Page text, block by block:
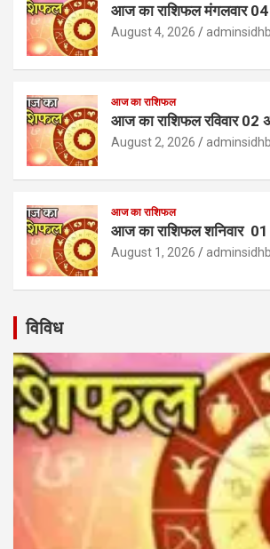
आज का राशिफल मंगलवार
August 4, 2026
आज का राशिफल
आज का राशिफल रविवार
August 2, 2026
आज का राशिफल
आज का राशिफल शनिवार
August 1, 2026
विविध